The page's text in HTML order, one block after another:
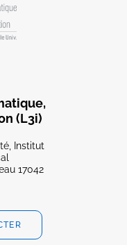
(L3i)
Institut
17042